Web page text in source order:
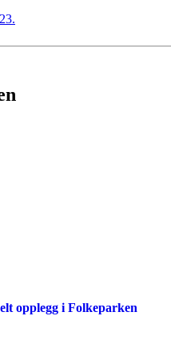
opplegg i Folkeparken